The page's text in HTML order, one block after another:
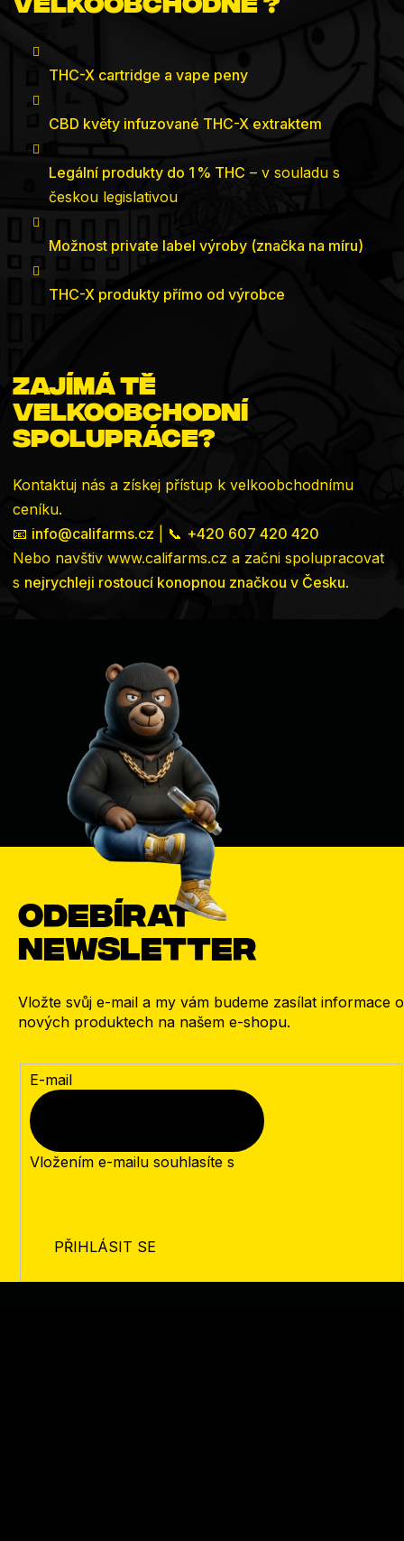
THC-X cartridge a vape peny
CBD květy infuzované THC-X extraktem
Legální produkty do 1 % THC – v souladu s
českou legislativou
Možnost private label výroby (značka na míru)
THC-X produkty přímo od výrobce
Zajímá tě
velkoobchodní
spolupráce?
Kontaktuj nás a získej přístup k velkoobchodnímu
ceníku.
📧 info@califarms.cz | 📞 +420 607 420 420
Nebo navštiv www.califarms.cz a začni spolupracovat
s nejrychleji rostoucí konopnou značkou v Česku.
Odebírat
newsletter
Vložte svůj e-mail a my vám budeme zasílat informace o
nových produktech na našem e-shopu.
E-mail
Vložením e-mailu souhlasíte s
PŘIHLÁSIT SE